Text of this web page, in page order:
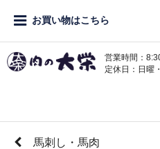
お買い物はこちら
営業時間：
定休日：日曜
馬刺し・馬肉